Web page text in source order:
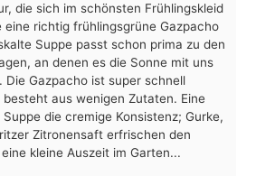
die sich im schönsten Frühlingskleid
richtig frühlingsgrüne Gazpacho
Suppe passt schon prima zu den
an denen es die Sonne mit uns
Die Gazpacho ist super schnell
aus wenigen Zutaten. Eine
die cremige Konsistenz; Gurke,
Zitronensaft erfrischen den
kleine Auszeit im Garten...